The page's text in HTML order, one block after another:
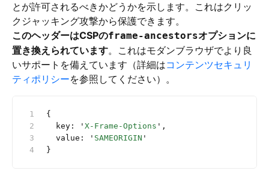
とが許可されるべきかどうかを示します。これはクリッ
クジャッキング攻撃から保護できます。
このヘッダーはCSPのframe-ancestorsオプションに
置き換えられています。これはモダンブラウザでより良
いサポートを備えています（詳細はコンテンツセキュリ
ティポリシーを参照してください）。
{
  key:
' X-Frame-Options ' ,
  value:
' SAMEORIGIN '
}